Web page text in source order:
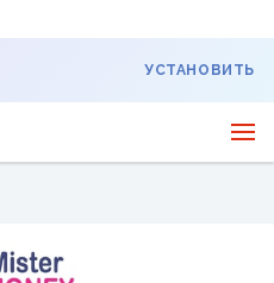
УСТАНОВИТЬ